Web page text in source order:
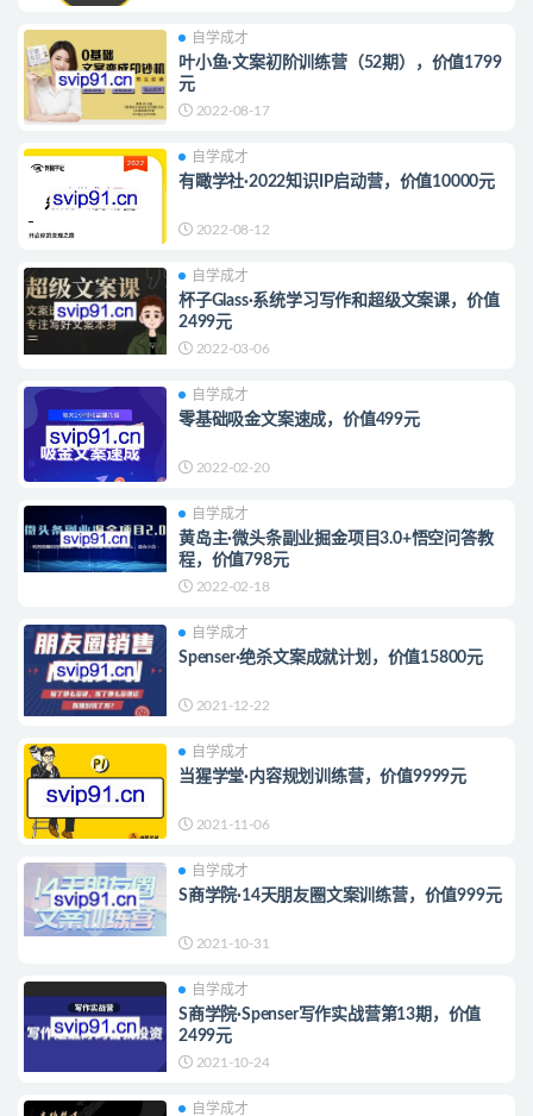
自学成才
叶小鱼·文案初阶训练营（52期），价值1799
元
2022-08-17
自学成才
有瞰学社·2022知识IP启动营，价值10000元
2022-08-12
自学成才
杯子Glass·系统学习写作和超级文案课，价值
2499元
2022-03-06
自学成才
零基础吸金文案速成，价值499元
2022-02-20
自学成才
黄岛主·微头条副业掘金项目3.0+悟空问答教
程，价值798元
2022-02-18
自学成才
Spenser·绝杀文案成就计划，价值15800元
2021-12-22
自学成才
当猩学堂·内容规划训练营，价值9999元
2021-11-06
自学成才
S商学院·14天朋友圈文案训练营，价值999元
2021-10-31
自学成才
S商学院·Spenser写作实战营第13期，价值
2499元
2021-10-24
自学成才